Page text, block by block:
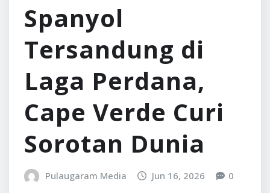
Spanyol
Tersandung di
Laga Perdana,
Cape Verde Curi
Sorotan Dunia
Pulaugaram Media Jun 16, 2026 0